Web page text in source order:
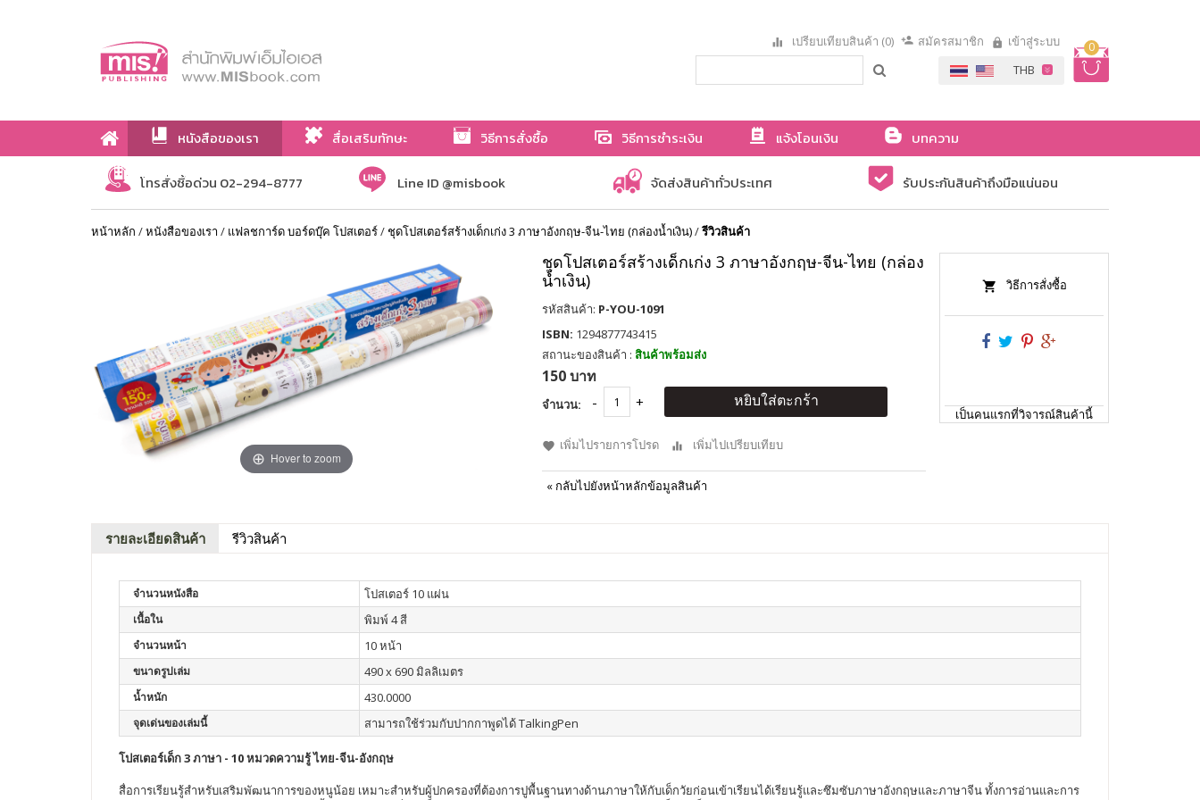
0
เปรียบเทียบสินค้า (0) สมัครสมาชิก เข้าสู่ระบบ
หนังสือของเรา สื่อเสริมทักษะ วิธีการสั่งซื้อ วิธีการชำระเงิน แจ้งโอนเงิน
บทความ
เกี่ยวกับเรา
โทรสั่งซื้อด่วน 02-294-8777 Line ID @misbook จัดส่งสินค้าทั่วประเทศ รับประกันสินค้าถึงมือแน่นอน
หน้าหลัก /หนังสือของเรา / แฟลชการ์ด บอร์ดบุ๊ค โปสเตอร์/ชุดโปสเตอร์สร้างเด็กเก่ง 3 ภาษาอังกฤษ-จีน-ไทย (กล่องน้ำเงิน)/รีวิวสินค้า
Hover to zoom
ชุดโปสเตอร์สร้างเด็กเก่ง 3 ภาษาอังกฤษ-จีน-ไทย (กล่อง
น้ำเงิน)
รหัสสินค้า: P-YOU-1091
ISBN: 1294877743415
สถานะของสินค้า : สินค้าพร้อมส่ง
150 บาท
จำนวน: หยิบใส่ตะกร้า
เพิ่มไปรายการโปรด เพิ่มไปเปรียบเทียบ
« กลับไปยังหน้าหลักข้อมูลสินค้า
วิธีการสั่งซื้อ
เป็นคนแรกที่วิจารณ์สินค้านี้
รายละเอียดสินค้า รีวิวสินค้า
จำนวนหนังสือ โปสเตอร์ 10 แผ่น
เนื้อใน พิมพ์ 4 สี
จำนวนหน้า 10 หน้า
ขนาดรูปเล่ม 490 x 690 มิลลิเมตร
น้ำหนัก 430.0000
จุดเด่นของเล่มนี้ สามารถใช้ร่วมกับปากกาพูดได้ TalkingPen
โปสเตอร์เด็ก 3 ภาษา - 10 หมวดความรู้ ไทย-จีน-อังกฤษ
สื่อการเรียนรู้สำหรับเสริมพัฒนาการของหนูน้อย เหมาะสำหรับผู้ปกครองที่ต้องการปูพื้นฐานทางด้านภาษาให้กับเด็กวัยก่อนเข้าเรียนได้เรียนรู้และซึมซับภาษาอังกฤษและภาษาจีน ทั้งการอ่านและการ